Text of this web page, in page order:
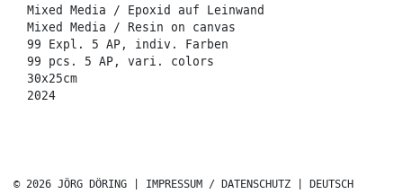
Mixed Media / Epoxid auf Leinwand
Mixed Media / Resin on canvas
99 Expl. 5 AP, indiv. Farben
99 pcs. 5 AP, vari. colors
30x25cm
2024
© 2026 JÖRG DÖRING | IMPRESSUM / DATENSCHUTZ DEUTSCH